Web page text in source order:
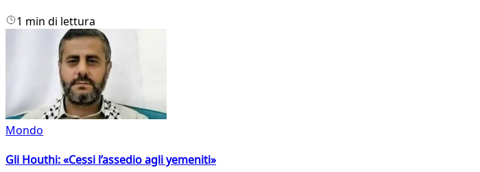
1 min di lettura
Mondo
Gli Houthi: «Cessi l’assedio agli yemeniti»